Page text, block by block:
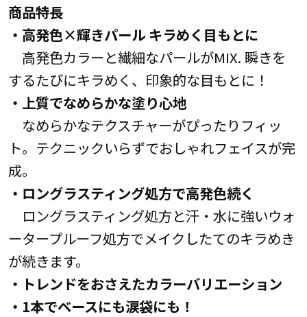
商品特長
・高発色×輝きパール キラめく目もとに
高発色カラーと繊細なパールがMIX. 瞬きを
するたびにキラめく、印象的な目もとに！
・上質でなめらかな塗り心地
なめらかなテクスチャーがぴったりフィッ
ト。テクニックいらずでおしゃれフェイスが完
成。
・ロングラスティング処方で高発色続く
ロングラスティング処方と汗・水に強いウォ
ータープルーフ処方でメイクしたてのキラめき
が続きます。
・トレンドをおさえたカラーバリエーション
・1本でベースにも涙袋にも！